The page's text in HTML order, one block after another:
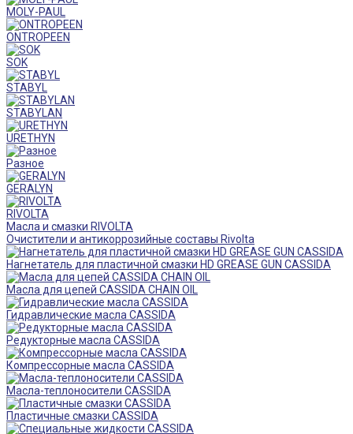
MOLY-PAUL
ONTROPEEN
SOK
STABYL
STABYLAN
URETHYN
Разное
GERALYN
RIVOLTA
Масла и смазки RIVOLTA
Очистители и антикоррозийные составы Rivolta
Нагнетатель для пластичной смазки HD GREASE GUN CASSIDA
Масла для цепей CASSIDA CHAIN OIL
Гидравлические масла CASSIDA
Редукторные масла CASSIDA
Компрессорные масла CASSIDA
Масла-теплоносители CASSIDA
Пластичные смазки CASSIDA